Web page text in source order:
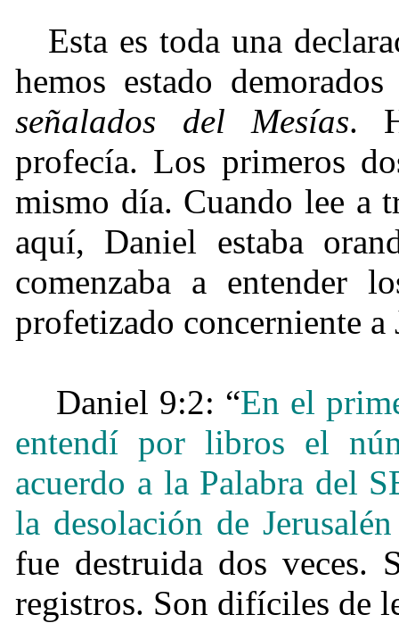
Esta es toda una
hemos estado
señalados del Mesías.
profecía. Los primeros
mismo día. Cuando lee a
aquí, Daniel estaba
comenzaba a entender
profetizado concerniente a
Daniel 9:2: “En el
entendí por libros el
acuerdo a la Palabra del
la desolación de
fue destruida dos veces.
registros. Son difíciles de